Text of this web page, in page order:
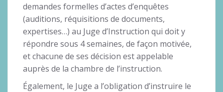
demandes formelles d’actes d’enquêtes
(auditions, réquisitions de documents,
expertises…) au Juge d’Instruction qui doit y
répondre sous 4 semaines, de façon motivée,
et chacune de ses décision est appelable
auprès de la chambre de l’instruction.
Également, le Juge a l’obligation d’instruire le